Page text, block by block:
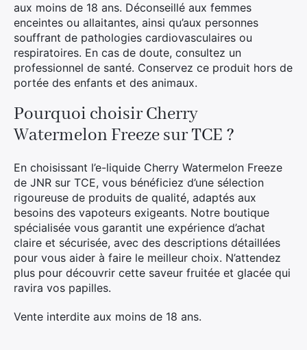
aux moins de 18 ans. Déconseillé aux femmes
enceintes ou allaitantes, ainsi qu’aux personnes
souffrant de pathologies cardiovasculaires ou
respiratoires. En cas de doute, consultez un
professionnel de santé. Conservez ce produit hors de
portée des enfants et des animaux.
Pourquoi choisir Cherry
Watermelon Freeze sur TCE ?
En choisissant l’e-liquide Cherry Watermelon Freeze
de JNR sur TCE, vous bénéficiez d’une sélection
rigoureuse de produits de qualité, adaptés aux
besoins des vapoteurs exigeants. Notre boutique
spécialisée vous garantit une expérience d’achat
claire et sécurisée, avec des descriptions détaillées
pour vous aider à faire le meilleur choix. N’attendez
plus pour découvrir cette saveur fruitée et glacée qui
ravira vos papilles.
Vente interdite aux moins de 18 ans.